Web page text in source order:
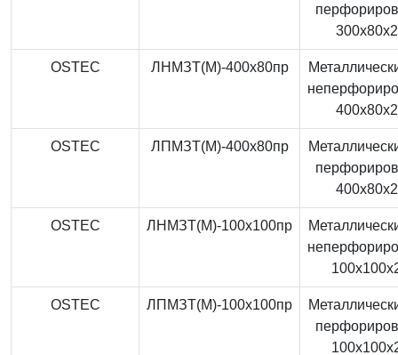
OSTEC ЛНМЗТ(М)-400x80пр
OSTEC ЛПМЗТ(М)-400x80пр
OSTEC ЛНМЗТ(М)-100x100пр
OSTEC ЛПМЗТ(М)-100x100пр